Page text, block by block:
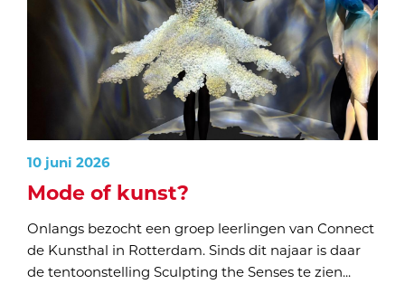
10 juni 2026
Mode of kunst?
Onlangs bezocht een groep leerlingen van Connect
de Kunsthal in Rotterdam. Sinds dit najaar is daar
de tentoonstelling Sculpting the Senses te zien...